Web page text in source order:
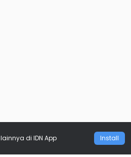
lainnya di IDN App Install